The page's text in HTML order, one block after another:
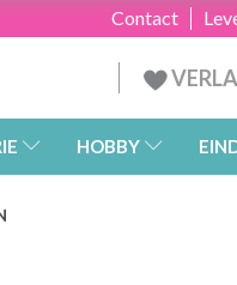
Contact
HOBBY